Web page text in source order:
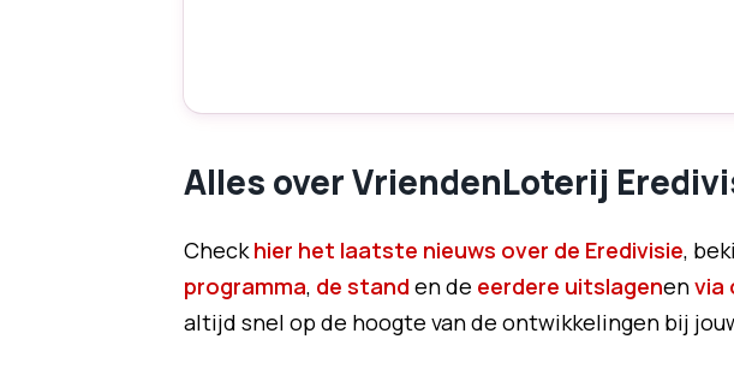
Alles over VriendenLoterij
Checkhier het laatste nieuws over de Eredivisie,
programma, de stand en de eerdere uitslagenenvia
altijd snel op de hoogte van de ontwikkelingen bij